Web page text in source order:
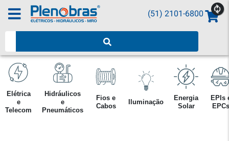
(51) 2101-6800
Elétrica
e
Telecom
Hidráulicos
e
Pneumáticos
Fios e
Cabos
Iluminação
Energia
Solar
EPIs
EPCs